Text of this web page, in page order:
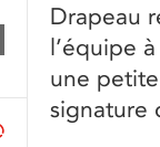
Drapeau
l’équipe
une
signature